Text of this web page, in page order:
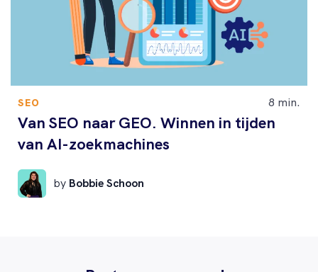
SEO 8 min.
Van SEO naar GEO. Winnen in tijden
van AI-zoekmachines
by Bobbie Schoon